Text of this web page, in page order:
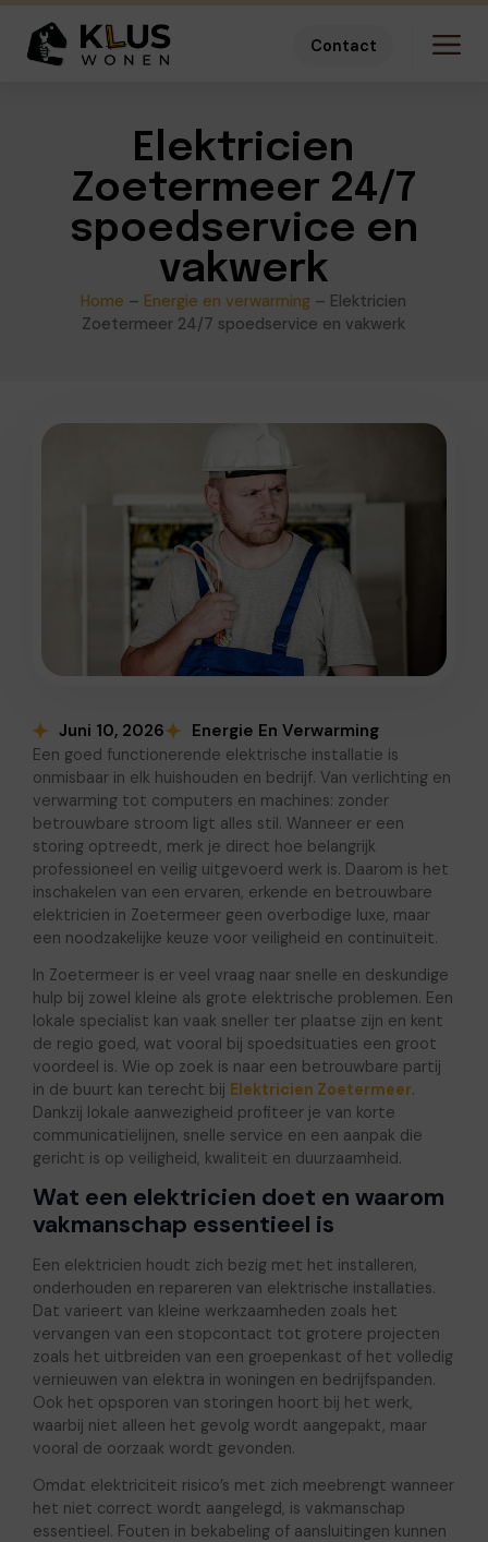
Contact
Elektricien
Zoetermeer 24/7
spoedservice en
vakwerk
Home – Energie en verwarming – Elektricien
Zoetermeer 24/7 spoedservice en vakwerk
Juni 10, 2026 Energie En Verwarming
Een goed functionerende elektrische installatie is
onmisbaar in elk huishouden en bedrijf. Van verlichting en
verwarming tot computers en machines: zonder
betrouwbare stroom ligt alles stil. Wanneer er een
storing optreedt, merk je direct hoe belangrijk
professioneel en veilig uitgevoerd werk is. Daarom is het
inschakelen van een ervaren, erkende en betrouwbare
elektricien in Zoetermeer geen overbodige luxe, maar
een noodzakelijke keuze voor veiligheid en continuïteit.
In Zoetermeer is er veel vraag naar snelle en deskundige
hulp bij zowel kleine als grote elektrische problemen. Een
lokale specialist kan vaak sneller ter plaatse zijn en kent
de regio goed, wat vooral bij spoedsituaties een groot
voordeel is. Wie op zoek is naar een betrouwbare partij
in de buurt kan terecht bij Elektricien Zoetermeer.
Dankzij lokale aanwezigheid profiteer je van korte
communicatielijnen, snelle service en een aanpak die
gericht is op veiligheid, kwaliteit en duurzaamheid.
Wat een elektricien doet en waarom
vakmanschap essentieel is
Een elektricien houdt zich bezig met het installeren,
onderhouden en repareren van elektrische installaties.
Dat varieert van kleine werkzaamheden zoals het
vervangen van een stopcontact tot grotere projecten
zoals het uitbreiden van een groepenkast of het volledig
vernieuwen van elektra in woningen en bedrijfspanden.
Ook het opsporen van storingen hoort bij het werk,
waarbij niet alleen het gevolg wordt aangepakt, maar
vooral de oorzaak wordt gevonden.
Omdat elektriciteit risico’s met zich meebrengt wanneer
het niet correct wordt aangelegd, is vakmanschap
essentieel. Fouten in bekabeling of aansluitingen kunnen